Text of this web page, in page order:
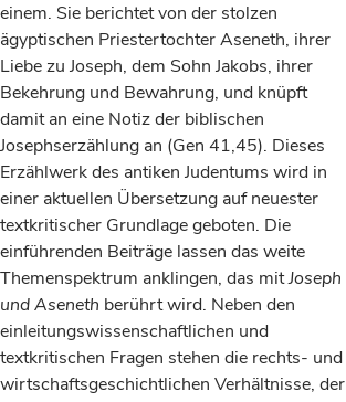
einem. Sie berichtet von der stolzen
ägyptischen Priestertochter Aseneth, ihrer
Liebe zu Joseph, dem Sohn Jakobs, ihrer
Bekehrung und Bewahrung, und knüpft
damit an eine Notiz der biblischen
Josephserzählung an (Gen 41,45). Dieses
Erzählwerk des antiken Judentums wird in
einer aktuellen Übersetzung auf neuester
textkritischer Grundlage geboten. Die
einführenden Beiträge lassen das weite
Themenspektrum anklingen, das mitJoseph
und Aseneth berührt wird. Neben den
einleitungswissenschaftlichen und
textkritischen Fragen stehen die rechts- und
wirtschaftsgeschichtlichen Verhältnisse, der